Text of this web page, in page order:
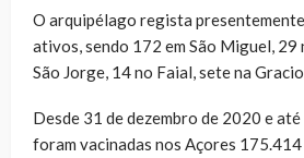
O arquipélago regista
ativos, sendo 172 em São Miguel, 29
São Jorge, 14 no Faial, sete na
Desde 31 de dezembro de 2020 e
foram vacinadas nos Açores 175.414